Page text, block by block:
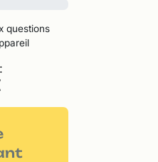
questions